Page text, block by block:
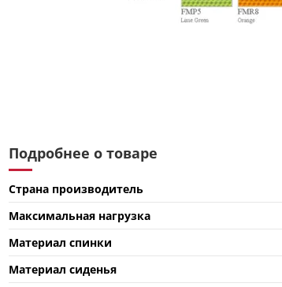
Подробнее о товаре
Страна производитель
Максимальная нагрузка
Материал спинки
Материал сиденья